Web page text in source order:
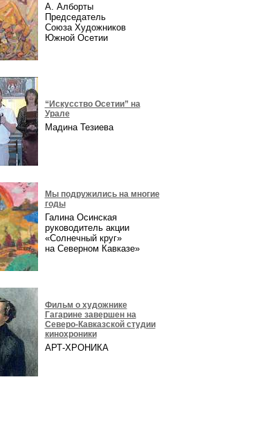
А. Алборты
Председатель
Союза Художников
Южной Осетии
“Искусство Осетии” на
Урале
Мадина Тезиева
Мы подружились на многие
годы
Галина Осинская
руководитель акции
«Солнечный круг»
на Северном Кавказе»
Фильм о художнике
Гагарине завершен на
Северо-Кавказской студии
кинохроники
АРТ-ХРОНИКА